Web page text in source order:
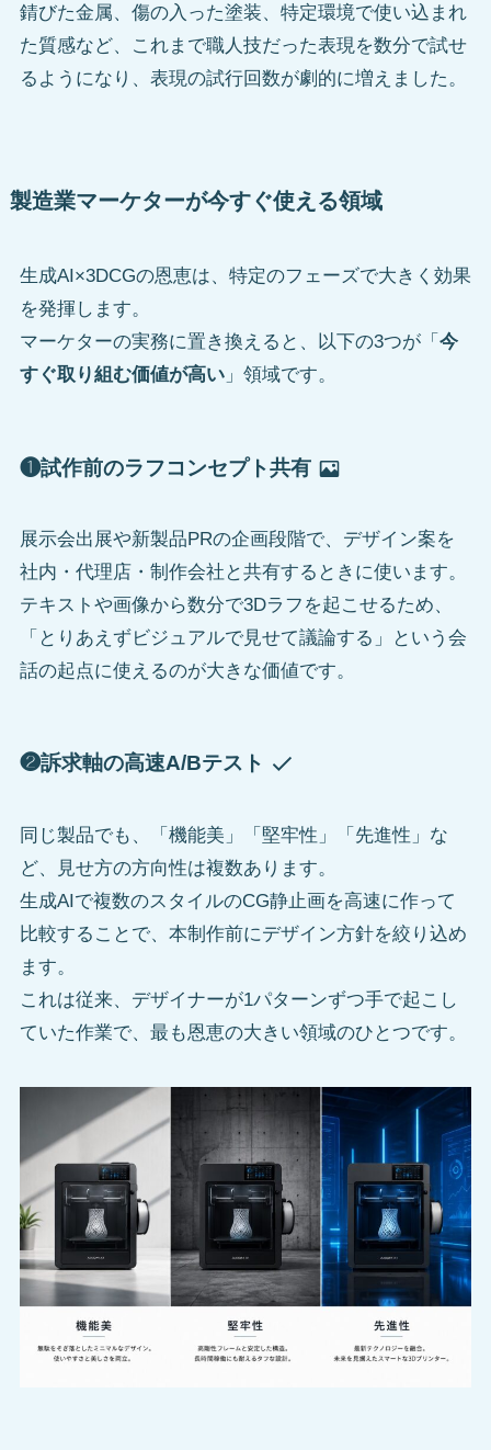
錆びた金属、傷の入った塗装、特定環境で使い込まれ
た質感など、これまで職人技だった表現を数分で試せ
るようになり、表現の試行回数が劇的に増えました。
製造業マーケターが今すぐ使える領域
生成AI×3DCGの恩恵は、特定のフェーズで大きく効果
を発揮します。
マーケターの実務に置き換えると、以下の3つが「 今
すぐ取り組む価値が高い」領域です。
❶試作前のラフコンセプト共有
展示会出展や新製品PRの企画段階で、デザイン案を
社内・代理店・制作会社と共有するときに使います。
テキストや画像から数分で3Dラフを起こせるため、
「とりあえずビジュアルで見せて議論する」という会
話の起点に使えるのが大きな価値です。
❷訴求軸の高速A/Bテスト
同じ製品でも、「機能美」「堅牢性」「先進性」な
ど、見せ方の方向性は複数あります。
生成AIで複数のスタイルのCG静止画を高速に作って
比較することで、本制作前にデザイン方針を絞り込め
ます。
これは従来、デザイナーが1パターンずつ手で起こし
ていた作業で、最も恩恵の大きい領域のひとつです。